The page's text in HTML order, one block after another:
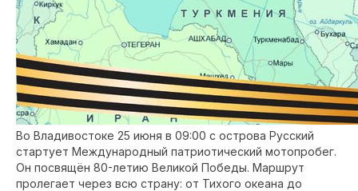
Во Владивостоке 25 июня в 09:00 с острова Русский
стартует Международный патриотический мотопробег.
Он посвящён 80-летию Великой Победы. Маршрут
пролегает через всю страну: от Тихого океана до